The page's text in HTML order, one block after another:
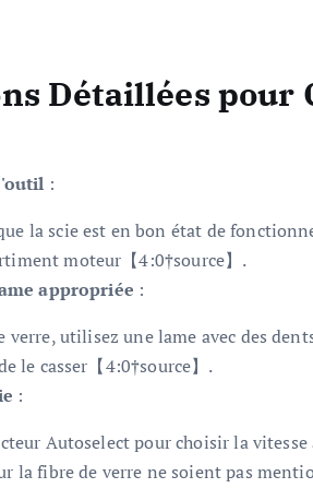
Détaillées pour
:
la scie est en bon état de
moteur【4:0†source】.
appropriée :
verre, utilisez une lame avec des
le casser【4:0†source】.
:
Autoselect pour choisir la
la fibre de verre ne soient pas